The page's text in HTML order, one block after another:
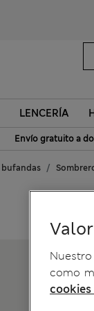
LENCERÍA
Envío gratuito a
bufandas
como